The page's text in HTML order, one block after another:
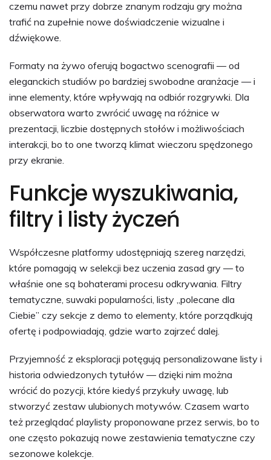
czemu nawet przy dobrze znanym rodzaju gry można
trafić na zupełnie nowe doświadczenie wizualne i
dźwiękowe.
Formaty na żywo oferują bogactwo scenografii — od
eleganckich studiów po bardziej swobodne aranżacje — i
inne elementy, które wpływają na odbiór rozgrywki. Dla
obserwatora warto zwrócić uwagę na różnice w
prezentacji, liczbie dostępnych stołów i możliwościach
interakcji, bo to one tworzą klimat wieczoru spędzonego
przy ekranie.
Funkcje wyszukiwania,
filtry i listy życzeń
Współczesne platformy udostępniają szereg narzędzi,
które pomagają w selekcji bez uczenia zasad gry — to
właśnie one są bohaterami procesu odkrywania. Filtry
tematyczne, suwaki popularności, listy „polecane dla
Ciebie” czy sekcje z demo to elementy, które porządkują
ofertę i podpowiadają, gdzie warto zajrzeć dalej.
Przyjemność z eksploracji potęgują personalizowane listy i
historia odwiedzonych tytułów — dzięki nim można
wrócić do pozycji, które kiedyś przykuły uwagę, lub
stworzyć zestaw ulubionych motywów. Czasem warto
też przeglądać playlisty proponowane przez serwis, bo to
one często pokazują nowe zestawienia tematyczne czy
sezonowe kolekcje.